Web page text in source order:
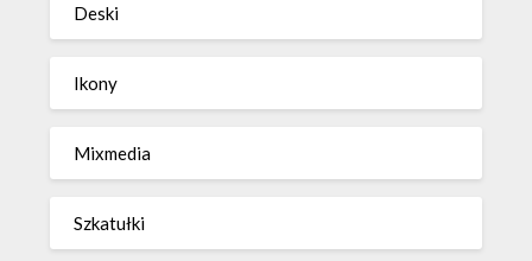
Deski
Ikony
Mixmedia
Szkatułki